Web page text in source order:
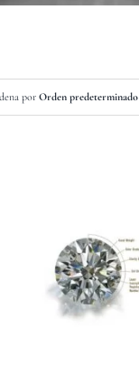
por Orden predeterminado